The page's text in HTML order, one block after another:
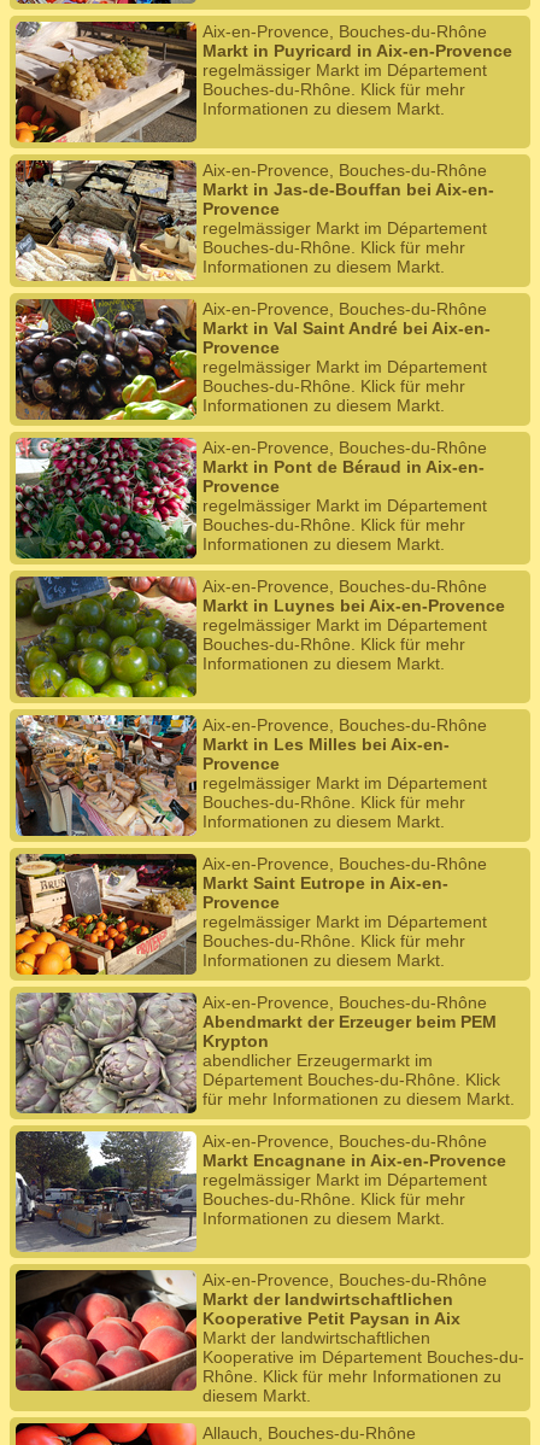
Aix-en-Provence, Bouches-du-Rhône
Markt in Puyricard in Aix-en-Provence
regelmässiger Markt im Département
Bouches-du-Rhône. Klick für mehr
Informationen zu diesem Markt.
Aix-en-Provence, Bouches-du-Rhône
Markt in Jas-de-Bouffan bei Aix-en-
Provence
regelmässiger Markt im Département
Bouches-du-Rhône. Klick für mehr
Informationen zu diesem Markt.
Aix-en-Provence, Bouches-du-Rhône
Markt in Val Saint André bei Aix-en-
Provence
regelmässiger Markt im Département
Bouches-du-Rhône. Klick für mehr
Informationen zu diesem Markt.
Aix-en-Provence, Bouches-du-Rhône
Markt in Pont de Béraud in Aix-en-
Provence
regelmässiger Markt im Département
Bouches-du-Rhône. Klick für mehr
Informationen zu diesem Markt.
Aix-en-Provence, Bouches-du-Rhône
Markt in Luynes bei Aix-en-Provence
regelmässiger Markt im Département
Bouches-du-Rhône. Klick für mehr
Informationen zu diesem Markt.
Aix-en-Provence, Bouches-du-Rhône
Markt in Les Milles bei Aix-en-
Provence
regelmässiger Markt im Département
Bouches-du-Rhône. Klick für mehr
Informationen zu diesem Markt.
Aix-en-Provence, Bouches-du-Rhône
Markt Saint Eutrope in Aix-en-
Provence
regelmässiger Markt im Département
Bouches-du-Rhône. Klick für mehr
Informationen zu diesem Markt.
Aix-en-Provence, Bouches-du-Rhône
Abendmarkt der Erzeuger beim PEM
Krypton
abendlicher Erzeugermarkt im
Département Bouches-du-Rhône. Klick
für mehr Informationen zu diesem Markt.
Aix-en-Provence, Bouches-du-Rhône
Markt Encagnane in Aix-en-Provence
regelmässiger Markt im Département
Bouches-du-Rhône. Klick für mehr
Informationen zu diesem Markt.
Aix-en-Provence, Bouches-du-Rhône
Markt der landwirtschaftlichen
Kooperative Petit Paysan in Aix
Markt der landwirtschaftlichen
Kooperative im Département Bouches-du-
Rhône. Klick für mehr Informationen zu
diesem Markt.
Allauch, Bouches-du-Rhône